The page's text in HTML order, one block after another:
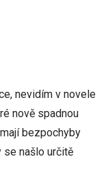
nevidím v novele
nově spadnou
bezpochyby
se našlo určitě